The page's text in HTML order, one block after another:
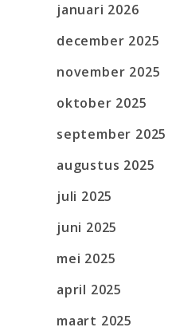
januari 2026
december 2025
november 2025
oktober 2025
september 2025
augustus 2025
juli 2025
juni 2025
mei 2025
april 2025
maart 2025